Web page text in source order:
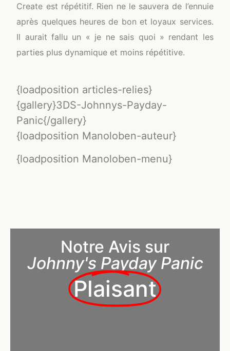
Create est répétitif. Rien ne le sauvera de l’ennuie
après quelques heures de bon et loyaux services.
Il aurait fallu un « je ne sais quoi » rendant les
parties plus dynamique et moins répétitive.
{loadposition articles-relies}
{gallery}3DS-Johnnys-Payday-
Panic{/gallery}
{loadposition Manoloben-auteur}
{loadposition Manoloben-menu}
Notre Avis sur
Johnny's Payday Panic
Plaisant